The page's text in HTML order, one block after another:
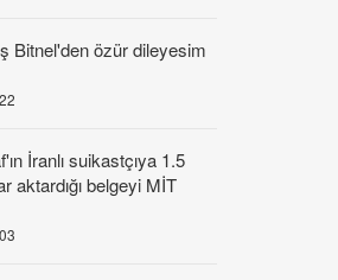
Bitnel'den özür dileyesim
İranlı suikastçıya 1.5
aktardığı belgeyi MİT